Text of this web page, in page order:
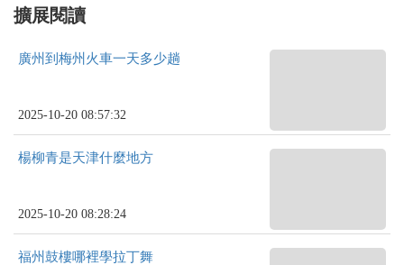
擴展閱讀
廣州到梅州火車一天多少趟
2025-10-20 08:57:32
楊柳青是天津什麼地方
2025-10-20 08:28:24
福州鼓樓哪裡學拉丁舞